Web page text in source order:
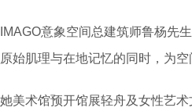
IMAGO意象空间总建筑师鲁杨先
原始肌理与在地记忆的同时，为空
她美术馆预开馆展轻舟及女性艺